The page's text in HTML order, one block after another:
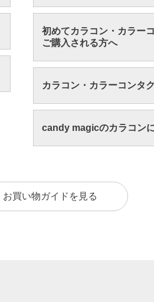
初めてカラコン・カラー
ご購入される方へ
カラコン・カラーコンタ
candy magicのカラコン
お買い物ガイドを見る